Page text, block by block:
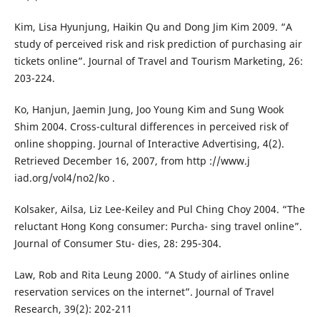
Kim, Lisa Hyunjung, Haikin Qu and Dong Jim Kim 2009. “A
study of perceived risk and risk prediction of purchasing air
tickets online”. Journal of Travel and Tourism Marketing, 26:
203-224.
Ko, Hanjun, Jaemin Jung, Joo Young Kim and Sung Wook
Shim 2004. Cross-cultural differences in perceived risk of
online shopping. Journal of Interactive Advertising, 4(2).
Retrieved December 16, 2007, from http ://www.j
iad.org/vol4/no2/ko .
Kolsaker, Ailsa, Liz Lee-Keiley and Pul Ching Choy 2004. “The
reluctant Hong Kong consumer: Purcha- sing travel online”.
Journal of Consumer Stu- dies, 28: 295-304.
Law, Rob and Rita Leung 2000. “A Study of airlines online
reservation services on the internet”. Journal of Travel
Research, 39(2): 202-211